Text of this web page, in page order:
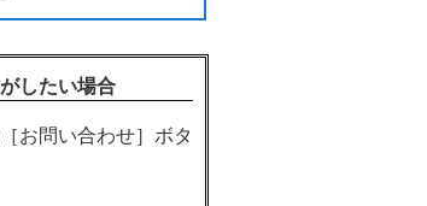
したい場合
お問い合わせ］ボタ